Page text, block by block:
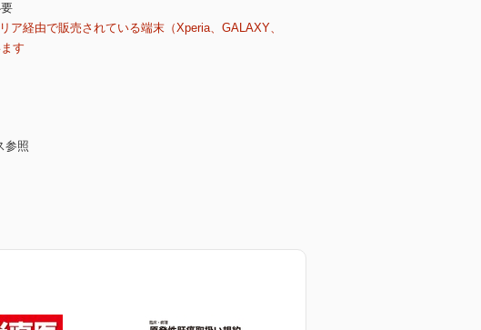
経由で販売されている端末（Xperia、GALAXY、
す
参照